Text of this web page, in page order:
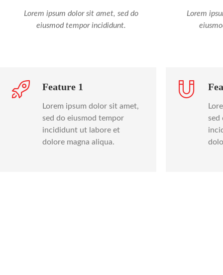
Lorem ipsum dolor sit amet, sed do
eiusmod tempor incididunt.
Lorem
Feature 1
Lorem ipsum dolor sit amet,
sed do eiusmod tempor
incididunt ut labore et
dolore magna aliqua.
sed